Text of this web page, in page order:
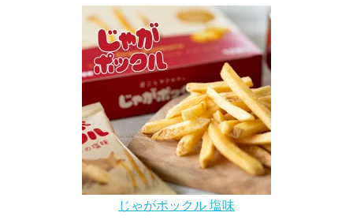
じゃがポックル 塩味